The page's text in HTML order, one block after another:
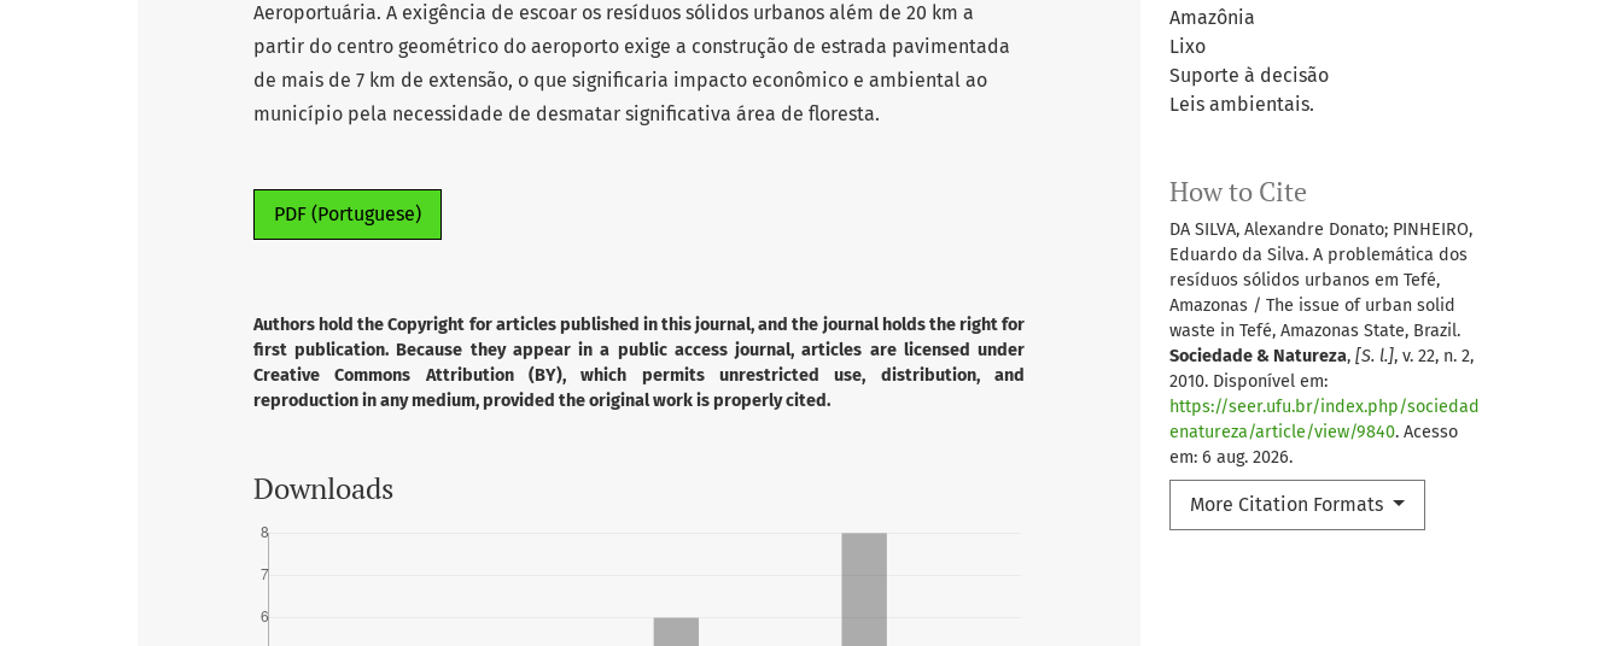
Amazônia
Lixo
Suporte à decisão
Leis ambientais.
How to Cite
DA SILVA, Alexandre Donato; PINHEIRO,
Eduardo da Silva. A problemática dos
resíduos sólidos urbanos em Tefé,
Amazonas / The issue of urban solid
waste in Tefé, Amazonas State, Brazil.
Sociedade & Natureza, [S. l.], v. 22, n. 2,
2010. Disponível em:
https://seer.ufu.br/index.php/sociedad
enatureza/article/view/9840. Acesso
em: 6 aug. 2026.
More Citation Formats
Aeroportuária. A exigência de escoar os resíduos sólidos urbanos além de 20 km a
partir do centro geométrico do aeroporto exige a construção de estrada pavimentada
de mais de 7 km de extensão, o que significaria impacto econômico e ambiental ao
município pela necessidade de desmatar significativa área de floresta.
PDF (Portuguese)
Authors hold the Copyright for articles published in this journal, and the journal holds the right for
first publication. Because they appear in a public access journal, articles are licensed under
Creative Commons Attribution (BY), which permits unrestricted use, distribution, and
reproduction in any medium, provided the original work is properly cited.
Downloads